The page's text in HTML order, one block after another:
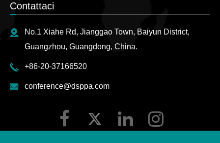
Contattaci
No.1 Xiahe Rd, Jianggao Town, Baiyun District,
Guangzhou, Guangdong, China.
+86-20-37166520
conference@dsppa.com